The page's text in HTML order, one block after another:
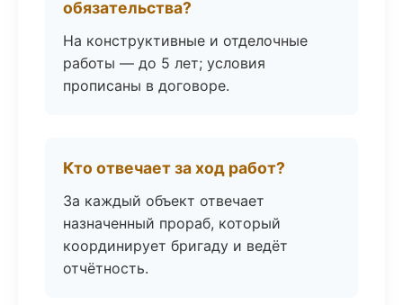
обязательства?
На конструктивные и отделочные
работы — до 5 лет; условия
прописаны в договоре.
Кто отвечает за ход работ?
За каждый объект отвечает
назначенный прораб, который
координирует бригаду и ведёт
отчётность.